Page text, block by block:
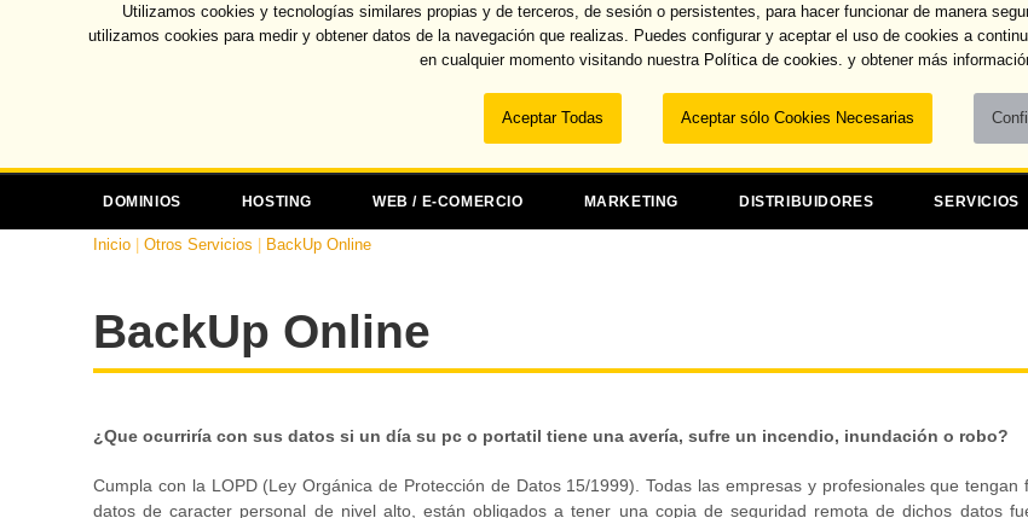
Utilizamos cookies y tecnologías similares propias y de terceros, de sesión o persistentes, para hacer funcionar de manera
utilizamos cookies para medir y obtener datos de la navegación que realizas. Puedes configurar y aceptar el uso de cookies a
en cualquier momento visitando nuestra Política de cookies. y obtener más
Recuperar contraseña
DOMINIOS HOSTING WEB / E-COMERCIO MARKETING DISTRIBUIDORES SERVICIOS
Inicio Otros Servicios BackUp Online
BackUp Online
¿Que ocurriría con sus datos si un día su pc o portatil tiene una avería, sufre un incendio, inundación o robo?
Cumpla con la LOPD (Ley Orgánica de Protección de Datos 15/1999). Todas las empresas y profesionales que tengan
datos de caracter personal de nivel alto, están obligados a tener una copia de seguridad remota de dichos datos